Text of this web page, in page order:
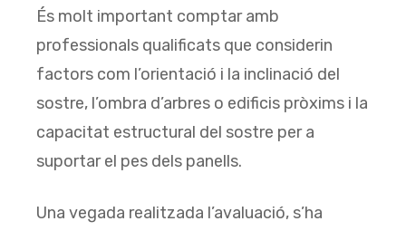
És molt important comptar amb
professionals qualificats que considerin
factors com l’orientació i la inclinació del
sostre, l’ombra d’arbres o edificis pròxims i la
capacitat estructural del sostre per a
suportar el pes dels panells.
Una vegada realitzada l’avaluació, s’ha